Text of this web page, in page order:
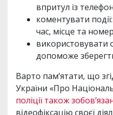
впритул із
коментувати
час, місце та
використовувати
допоможе
Варто пам’ятати, що
України «Про
поліції також
відеофіксацію своєї